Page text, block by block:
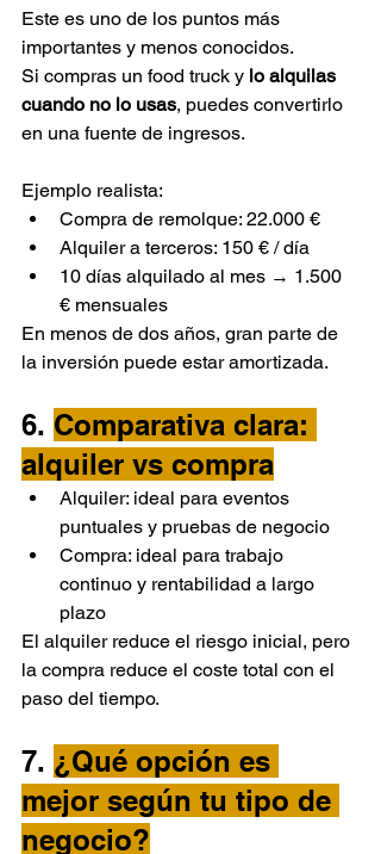
Este es uno de los puntos más
importantes y menos conocidos.
Si compras un food truck y lo alquilas
cuando no lo usas, puedes convertirlo
en una fuente de ingresos.
Ejemplo realista:
Compra de remolque: 22.000 €
Alquiler a terceros: 150 € / día
10 días alquilado al mes → 1.500
€ mensuales
En menos de dos años, gran parte de
la inversión puede estar amortizada.
6. Comparativa clara:
alquiler vs compra
Alquiler: ideal para eventos
puntuales y pruebas de negocio
Compra: ideal para trabajo
continuo y rentabilidad a largo
plazo
El alquiler reduce el riesgo inicial, pero
la compra reduce el coste total con el
paso del tiempo.
7. ¿Qué opción es
mejor según tu tipo de
negocio?